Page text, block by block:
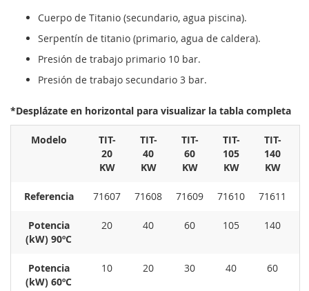
Cuerpo de Titanio (secundario, agua piscina).
Serpentín de titanio (primario, agua de caldera).
Presión de trabajo primario 10 bar.
Presión de trabajo secundario 3 bar.
*Desplázate en horizontal para visualizar la tabla completa
Modelo
TIT-
20
KW
TIT-
40
KW
TIT-
60
KW
TIT-
105
KW
TIT-
140
KW
Referencia 71607 71608 71609 71610 71611
Potencia
(kW) 90ºC
20 40 60 105 140
Potencia
(kW) 60ºC
10 20 30 40 60